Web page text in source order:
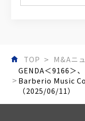
TOP
M&Aニ
GENDA＜9166＞
Barberio Music
（2025/06/11）